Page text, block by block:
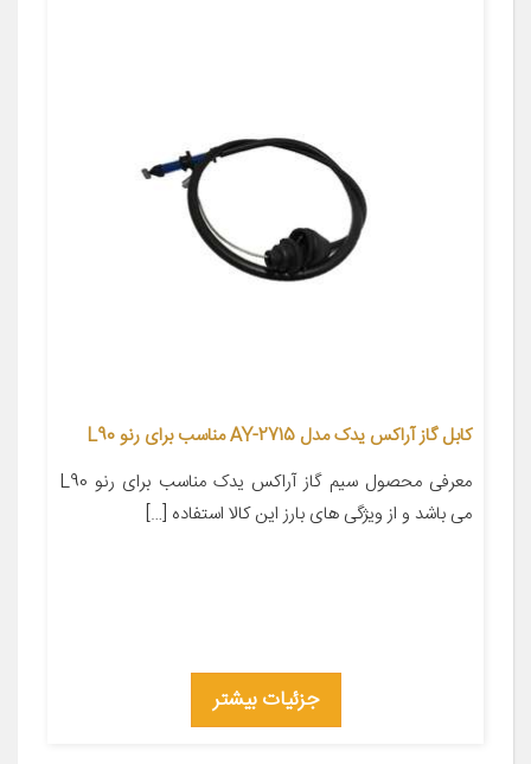
کابل گاز آراکس یدک مدل AY-2715 مناسب برای رنو L90
معرفی محصول سیم گاز آراکس یدک مناسب برای رنو L90
می باشد و از ویژگی های بارز این کالا استفاده […]
جزئیات بیشتر